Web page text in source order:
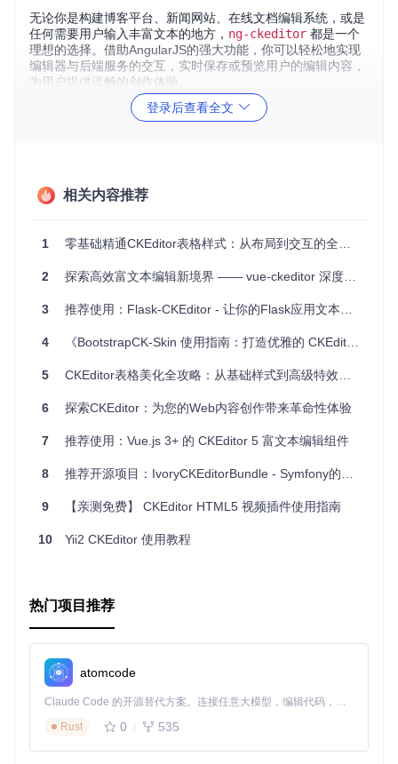
无论你是构建博客平台、新闻网站、在线文档编辑系统，或是
任何需要用户输入丰富文本的地方， ng-ckeditor 都是一个
理想的选择。借助AngularJS的强大功能，你可以轻松地实现
编辑器与后端服务的交互，实时保存或预览用户的编辑内容，
为用户提供流畅的创作体验。
可扩展性：作为AngularJS的组件，它可以与其他Angular服
提供了持续的维护和更新。
综上所述，ng-ckeditor是一款强大而实用的AngularJS组
受益。如果你正在寻找一个简单高效的CKEditor集成方案，那
登录后查看全文
相关内容推荐
1 零基础精通CKEditor表格样式：从布局到交互的全流程美化指南
2 探索高效富文本编辑新境界 —— vue-ckeditor 深度解析与应用指南
3 推荐使用：Flask-CKEditor - 让你的Flask应用文本编辑更加出色
4 《BootstrapCK-Skin 使用指南：打造优雅的 CKEditor 皮肤》
5 CKEditor表格美化全攻略：从基础样式到高级特效的实战指南
6 探索CKEditor：为您的Web内容创作带来革命性体验
7 推荐使用：Vue.js 3+ 的 CKEditor 5 富文本编辑组件
8 推荐开源项目：IvoryCKEditorBundle - Symfony的CKEditor集成
9 【亲测免费】 CKEditor HTML5 视频插件使用指南
10 Yii2 CKEditor 使用教程
热门项目推荐
atomcode
Claude Code 的开源替代方案。连接任意大模型，编辑代码，运行命令，自动验证 — 全自动执行。用 Rust 构建，极致性能。 ｜ An open-source alternative to Claude Code. Connect any LLM, edit code, run commands, and verify changes — autonomously. Built in Rust for speed. Get Started
Rust
0 535